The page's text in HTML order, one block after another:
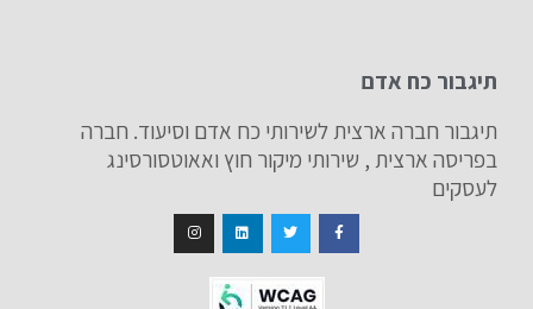
תיגבור כח אדם
תיגבור חברה ארצית לשירותי כח אדם וסיעוד. חברה
בפריסה ארצית , שירותי מיקור חוץ ואאוטסורסינג
לעסקים